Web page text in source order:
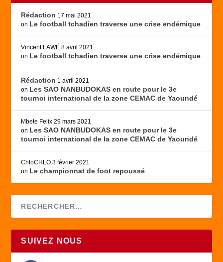
Rédaction 17 mai 2021
on Le football tchadien traverse une crise endémique
Vincent LAWÉ 8 avril 2021
on Le football tchadien traverse une crise endémique
Rédaction 1 avril 2021
on Les SAO NANBUDOKAS en route pour le 3e
tournoi international de la zone CEMAC de Yaoundé
Mbete Felix 29 mars 2021
on Les SAO NANBUDOKAS en route pour le 3e
tournoi international de la zone CEMAC de Yaoundé
ChloCHLO 3 février 2021
on Le championnat de foot repoussé
SUIVEZ NOUS